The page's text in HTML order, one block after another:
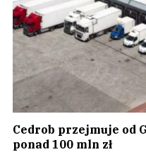
Cedrob przejmuje od
ponad 100 mln zł